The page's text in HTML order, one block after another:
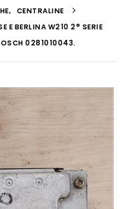
, CENTRALINE
E BERLINA W210 2° SERIE
0281010043.